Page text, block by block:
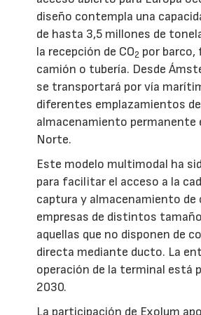
diseño contempla una
de hasta 3,5 millones de
la recepción de CO2 por barco,
camión o tubería. Desde
se transportará por vía
diferentes emplazamientos de
almacenamiento permanente
Norte.
Este modelo multimodal ha
para facilitar el acceso a la
captura y almacenamiento de
empresas de distintos
aquellas que no disponen de
directa mediante ducto. La
operación de la terminal está
2030.
La participación de Exolum